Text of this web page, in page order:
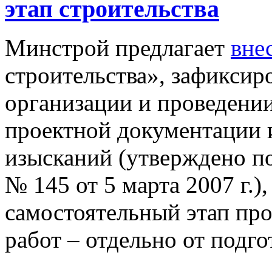
этап строительства
Минстрой предлагает
строительства»,
организации и
проектной документации
изысканий (утверждено
№ 145 от 5 марта 2007
самостоятельный этап
работ – отдельно от